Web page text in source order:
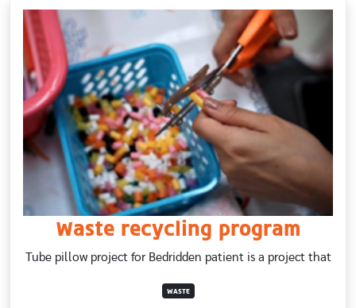
Waste recycling program
Tube pillow project for Bedridden patient is a project that
WASTE